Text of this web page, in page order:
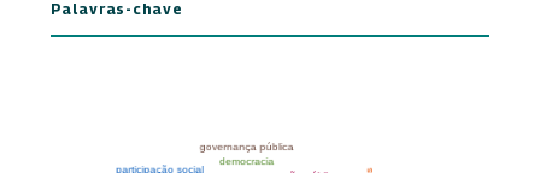
Palavras-chave